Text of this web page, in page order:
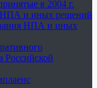
в 2004 г.
НПА и иных решений
НПА и иных
Российской